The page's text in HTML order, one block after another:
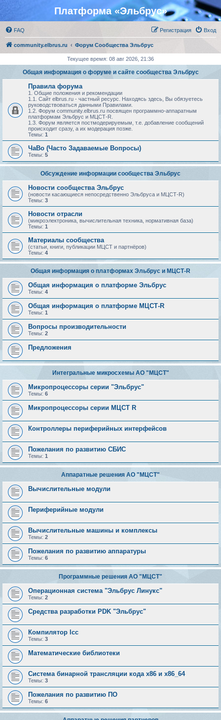
Платформа «Эльбрус»
FAQ Вход
Регистрация
community.elbrus.ru Форум Сообщества Эльбрус
Текущее время: 08 авг 2026, 21:36
Общая информация о форуме и сайте сообщества Эльбрус
Правила форума
1. Общие положения и рекомендации
1.1. Сайт elbrus.ru - частный ресурс. Находясь здесь, Вы обязуетесь
руководствоваться данными Правилами.
1.2. Форум community.elbrus.ru посвящен программно-аппаратным
платформам Эльбрус и МЦСТ-R.
1.3. Форум является постмодерируемым, т.е. добавление сообщений
происходит сразу, а их модерация позже.
Темы: 1
ЧаВо (Часто Задаваемые Вопросы)
Темы: 5
Обсуждение информации сообщества Эльбрус
Новости сообщества Эльбрус
(новости касающиеся непосредственно Эльбруса и МЦСТ-R)
Темы: 3
Новости отрасли
(микроэлектроника, вычислительная техника, нормативная база)
Темы: 1
Материалы сообщества
(статьи, книги, публикации МЦСТ и партнёров)
Темы: 4
Общая информация о платформах Эльбрус и МЦСТ-R
Общая информация о платформе Эльбрус
Темы: 4
Общая информация о платформе МЦСТ-R
Темы: 1
Вопросы производительности
Темы: 2
Предложения
Интегральные микросхемы АО "МЦСТ"
Микропроцессоры серии "Эльбрус"
Темы: 6
Микропроцессоры серии МЦСТ R
Контроллеры периферийных интерфейсов
Пожелания по развитию СБИС
Темы: 1
Аппаратные решения АО "МЦСТ"
Вычислительные модули
Периферийные модули
Вычислительные машины и комплексы
Темы: 2
Пожелания по развитию аппаратуры
Темы: 6
Программные решения АО "МЦСТ"
Операционная система "Эльбрус Линукс"
Темы: 2
Средства разработки PDK "Эльбрус"
Компилятор lcc
Темы: 3
Математические библиотеки
Система бинарной трансляции кода х86 и х86_64
Темы: 3
Пожелания по развитию ПО
Темы: 6